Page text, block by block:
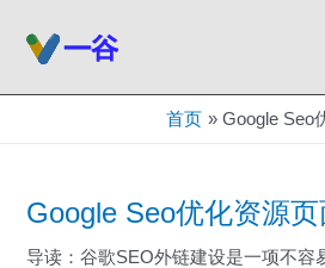
首页 Google Seo
Google Seo优化资源
导读：谷歌SEO外链建设是一项不容